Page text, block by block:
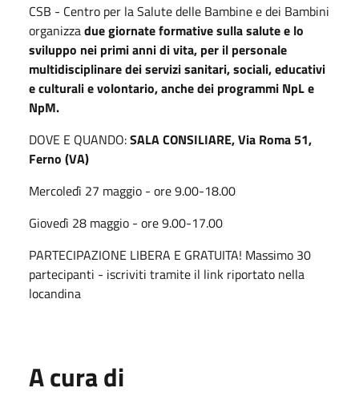
CSB - Centro per la Salute delle Bambine e dei Bambini
organizzadue giornate formativesullasalute e lo
sviluppo nei primi anni di vita, per il personale
multidisciplinare dei servizi sanitari, sociali, educativi
e culturali e volontario, anche dei programmi NpL e
NpM.
DOVE E QUANDO:SALA CONSILIARE, Via Roma 51,
Ferno (VA)
Mercoledì 27 maggio - ore 9.00-18.00
Giovedì 28 maggio - ore 9.00-17.00
PARTECIPAZIONE LIBERA E GRATUITA! Massimo 30
partecipanti - iscriviti tramite il link riportato nella
locandina
A cura di